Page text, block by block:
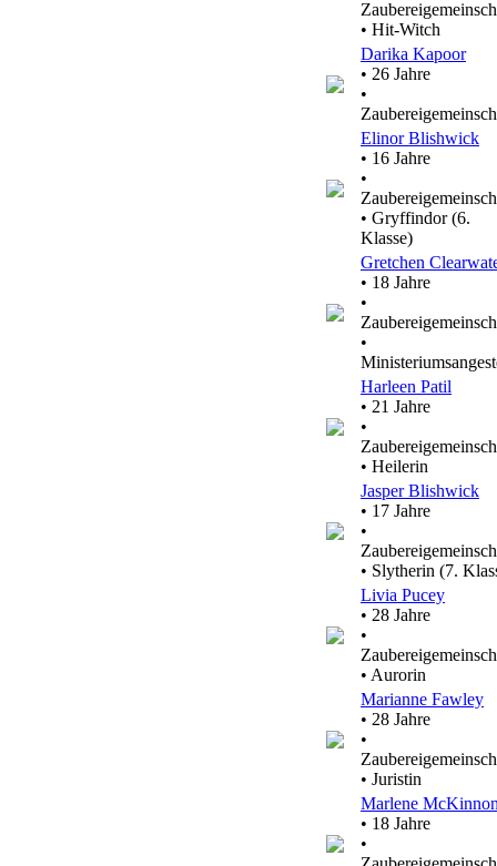
• Hit-Witch
Darika Kapoor
• 26 Jahre
•
Elinor Blishwick
• 16 Jahre
•
• Gryffindor (6.
Klasse)
Gretchen
• 18 Jahre
•
•
Harleen Patil
• 21 Jahre
•
• Heilerin
Jasper Blishwick
• 17 Jahre
•
• Slytherin (7.
Livia Pucey
• 28 Jahre
•
• Aurorin
Marianne Fawley
• 28 Jahre
•
• Juristin
Marlene
• 18 Jahre
•